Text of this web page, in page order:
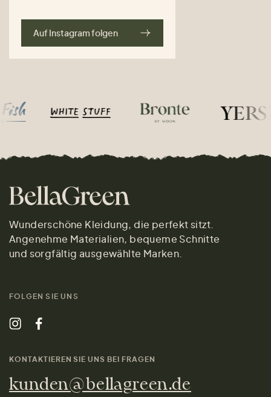
Auf Instagram folgen
Wunderschöne Kleidung, die perfekt sitzt.
Angenehme Materialien, bequeme Schnitte
und sorgfältig ausgewählte Marken.
FOLGEN SIE UNS
KONTAKTIEREN SIE UNS BEI FRAGEN
kunden@bellagreen.de